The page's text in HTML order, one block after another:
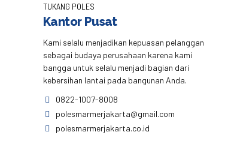
TUKANG POLES
Kantor Pusat
Kami selalu menjadikan kepuasan pelanggan
sebagai budaya perusahaan karena kami
bangga untuk selalu menjadi bagian dari
kebersihan lantai pada bangunan Anda.
0822-1007-8008
polesmarmerjakarta@gmail.com
polesmarmerjakarta.co.id